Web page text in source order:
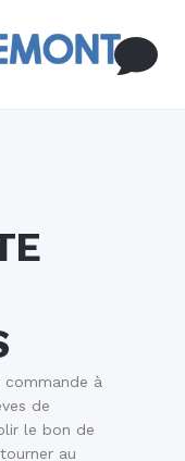
commande à
de
le bon de
au